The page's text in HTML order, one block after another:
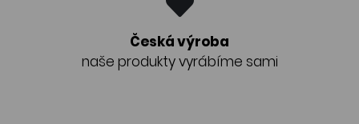
Česká výroba
naše produkty vyrábíme sami